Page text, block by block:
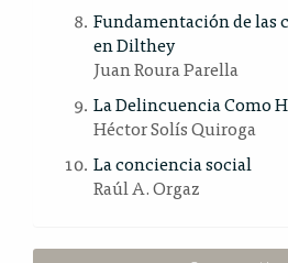
Fundamentación de las
en Dilthey
Juan Roura Parella
La Delincuencia Como
Héctor Solís Quiroga
La conciencia social
Raúl A. Orgaz